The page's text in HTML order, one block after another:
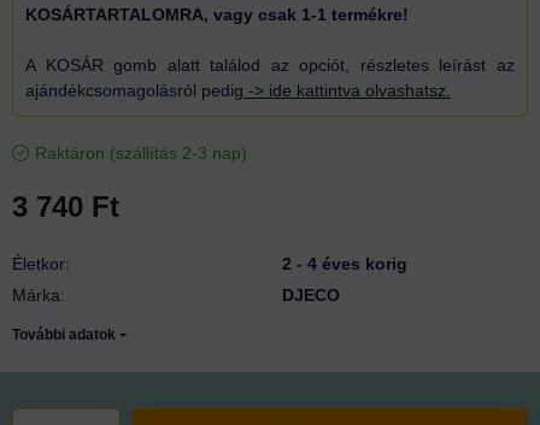
KOSÁRTARTALOMRA, vagy csak 1-1 termékre!
A KOSÁR gomb alatt találod az opciót, részletes leírást az
ajándékcsomagolásról pedig -> ide kattintva olvashatsz.
Raktáron (szállítás 2-3 nap)
3 740 Ft
Életkor:
2 - 4 éves korig
Márka: DJECO
További adatok